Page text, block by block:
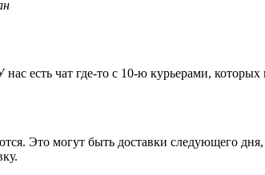
есть чат где-то с 10-ю курьерами,
Это могут быть доставки следующего дня,